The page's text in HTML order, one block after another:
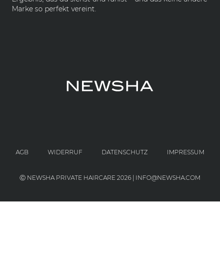
Marke so perfekt vereint.
Ⓒ NEWSHA PRIVATE HAIRCARE 2026 | INFO@NEWSHA.COM
AGB WIDERRUF DATENSCHUTZ IMPRESSUM